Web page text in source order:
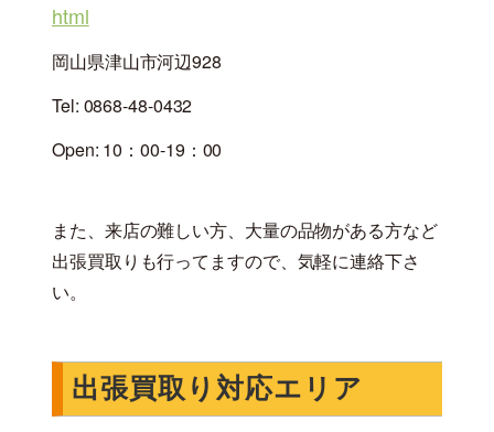
html
岡山県津山市河辺928
Tel: 0868-48-0432
Open: 10：00-19：00
また、来店の難しい方、大量の品物がある方など
出張買取りも行ってますので、気軽に連絡下さ
い。
出張買取り対応エリア